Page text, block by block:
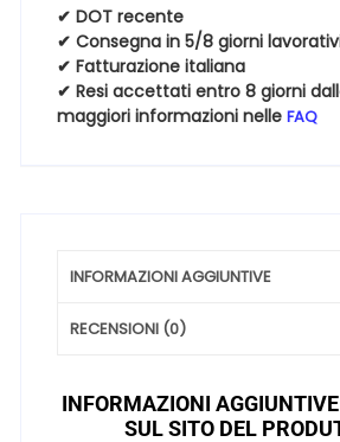
255
35
19
99W
quantità
✔ DOT recente
✔ Consegna in 5/8 giorni
✔ Fatturazione italiana
✔ Resi accettati entro 8 giorni
maggiori informazioni nelleFAQ
INFORMAZIONI AGGIUNTIVE
RECENSIONI (0)
INFORMAZIONI
SUL SITO DEL